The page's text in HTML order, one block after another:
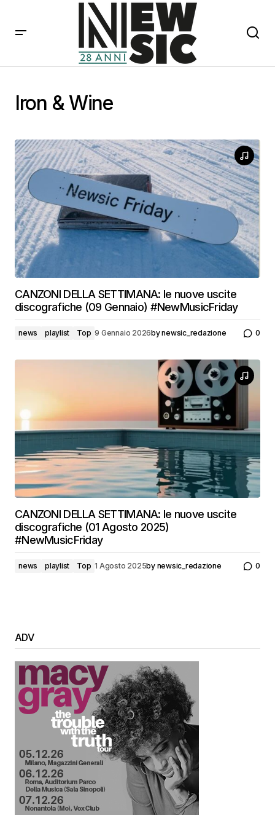
Iron & Wine
CANZONI DELLA SETTIMANA: le nuove uscite
discografiche (09 Gennaio) #NewMusicFriday
news playlist Top 9 Gennaio 2026bynewsic_redazione 0
CANZONI DELLA SETTIMANA: le nuove uscite
discografiche (01 Agosto 2025)
#NewMusicFriday
news playlist Top 1 Agosto 2025by newsic_redazione 0
ADV